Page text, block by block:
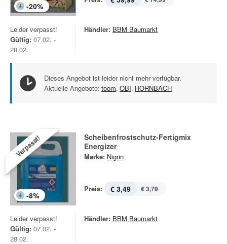
-20%
Leider verpasst!
Gültig: 07.02. -
28.02.
Händler: BBM Baumarkt
Dieses Angebot ist leider nicht mehr verfügbar.
Aktuelle Angebote: toom, OBI, HORNBACH
Verpasst!
-8%
Scheibenfrostschutz-Fertigmix
Energizer
Marke: Nigrin
Preis: € 3,49 € 3,79
Leider verpasst!
Gültig: 07.02. -
28.02.
Händler: BBM Baumarkt